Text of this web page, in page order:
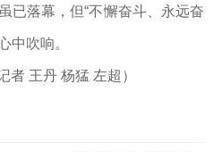
已落幕，但“不懈奋斗、永远奋
中吹响。
者 王丹 杨猛 左超）